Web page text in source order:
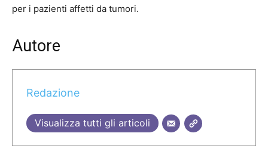
per i pazienti affetti da tumori.
Autore
Redazione
Visualizza tutti gli articoli